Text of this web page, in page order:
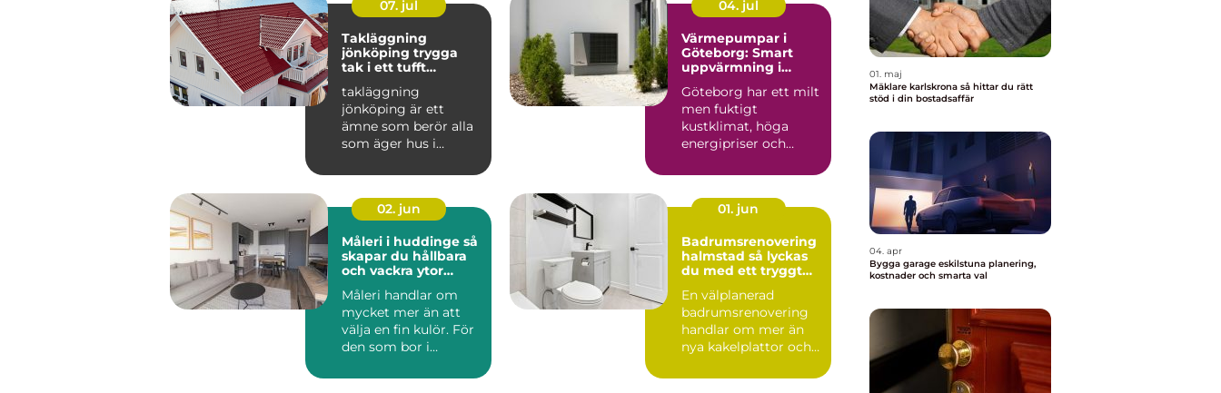
07. jul
Takläggning
jönköping trygga
tak i ett tufft
takläggning
jönköping är ett
ämne som berör alla
som äger hus i
Taket är huset...
04. jul
Värmepumpar i
Göteborg: Smart
uppvärmning i
Göteborg har ett milt
men fuktigt
kustklimat, höga
energipriser och
02. jun
Måleri i huddinge så
skapar du hållbara
och vackra ytor
Måleri handlar om
mycket mer än att
välja en fin kulör. För
den som bor i
klimat, hu...
01. jun
Badrumsrenovering
halmstad så lyckas
du med ett tryggt
En välplanerad
badrumsrenovering
handlar om mer än
nya kakelplattor och
många i...
01. maj
Mäklare karlskrona så hittar du rätt
stöd i din bostadsaffär
04. apr
Bygga garage eskilstuna planering,
kostnader och smarta val